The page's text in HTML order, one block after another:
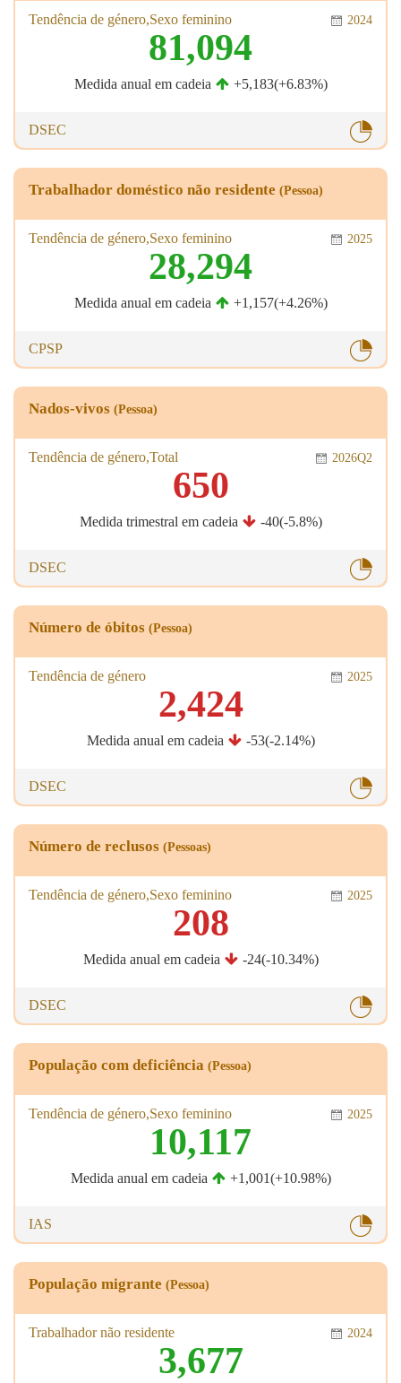
Tendência de género,Sexo feminino 2024
81,094
Medida anual em cadeia +5,183(+6.83%)
DSEC
Trabalhador doméstico não residente (Pessoa)
Tendência de género,Sexo feminino 2025
28,294
Medida anual em cadeia +1,157(+4.26%)
CPSP
Nados-vivos (Pessoa)
Tendência de género,Total 2026Q2
650
Medida trimestral em cadeia -40(-5.8%)
DSEC
Número de óbitos (Pessoa)
Tendência de género 2025
2,424
Medida anual em cadeia -53(-2.14%)
DSEC
Número de reclusos (Pessoas)
Tendência de género,Sexo feminino 2025
208
Medida anual em cadeia -24(-10.34%)
DSEC
População com deficiência (Pessoa)
Tendência de género,Sexo feminino 2025
10,117
Medida anual em cadeia +1,001(+10.98%)
IAS
População migrante (Pessoa)
Trabalhador não residente 2024
3,677